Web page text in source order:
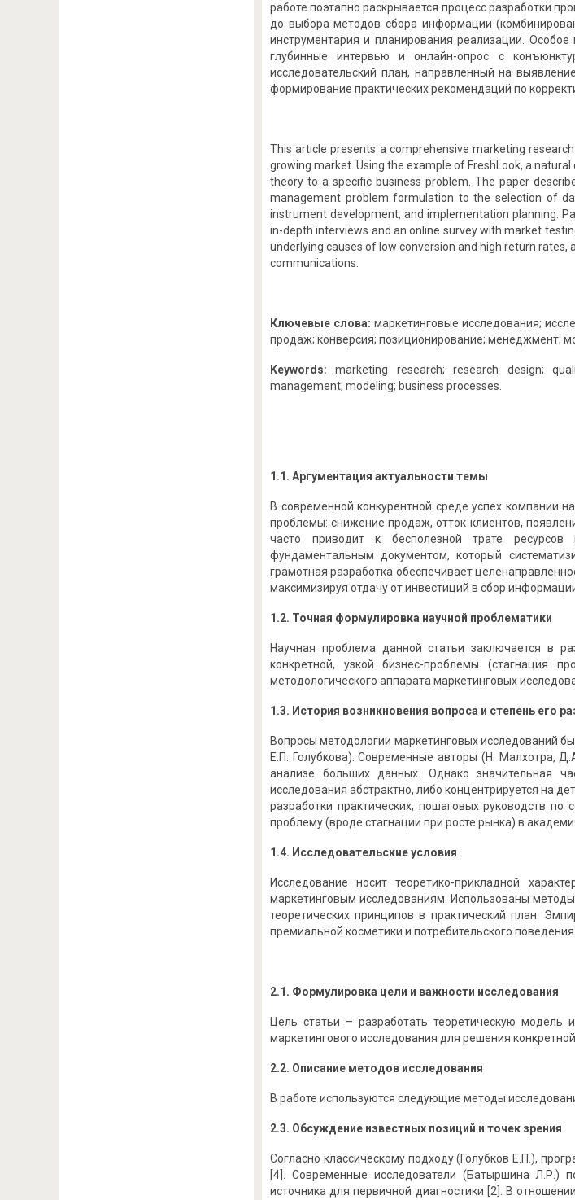
работе поэтапно раскрывается процесс разработки
до выбора методов сбора информации
инструментария и планирования реализации.
глубинные интервью и онлайн-опрос с
исследовательский план, направленный на
формирование практических рекомендаций по
This article presents a comprehensive marketing
growing market. Using the example of FreshLook, a
theory to a specific business problem. The paper
management problem formulation to the selection of
instrument development, and implementation planning.
in-depth interviews and an online survey with market
underlying causes of low conversion and high return
communications.
Ключевые слова:маркетинговые исследования;
продаж; конверсия; позиционирование; менеджмент;
Keywords:marketing research; research design;
management; modeling; business processes.
1.1. Аргументация актуальности темы
В современной конкурентной среде успех компании
проблемы: снижение продаж, отток клиентов,
часто приводит к бесполезной трате
фундаментальным документом, который
грамотная разработка обеспечивает
максимизируя отдачу от инвестиций в сбор
1.2. Точная формулировка научной проблематики
Научная проблема данной статьи заключается в
конкретной, узкой бизнес-проблемы (стагнация
методологического аппарата маркетинговых
1.3. История возникновения вопроса и степень его
Вопросы методологии маркетинговых исследований
Е.П. Голубкова). Современные авторы (Н. Малхотра,
анализе больших данных. Однако значительная
исследования абстрактно, либо концентрируется на
разработки практических, пошаговых руководств
проблему (вроде стагнации при росте рынка) в
1.4. Исследовательские условия
Исследование носит теоретико-прикладной
маркетинговым исследованиям. Использованы
теоретических принципов в практический план.
премиальной косметики и потребительского поведения.
2.1. Формулировка цели и важности исследования
Цель статьи – разработать теоретическую модель
маркетингового исследования для решения
2.2. Описание методов исследования
В работе используются следующие методы
2.3. Обсуждение известных позиций и точек зрения
Согласно классическому подходу (Голубков Е.П.),
[4]. Современные исследователи (Батыршина Л.Р.)
источника для первичной диагностики [2]. В